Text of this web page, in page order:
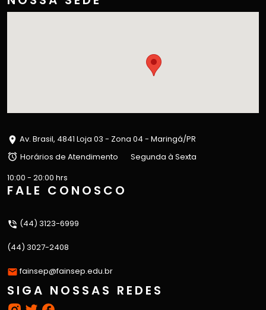
Av. Brasil, 4841 Loja 03 - Zona 04 - Maringá/PR
Horários de Atendimento
Segunda à Sexta
10:00 - 20:00 hrs
FALE CONOSCO
(44) 3123-6999
(44) 3027-2408
fainsep@fainsep.edu.br
SIGA NOSSAS REDES